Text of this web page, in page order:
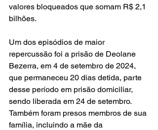
valores bloqueados que somam R$ 2,1
bilhões.
Um dos episódios de maior
repercussão foi a prisão de Deolane
Bezerra, em 4 de setembro de 2024,
que permaneceu 20 dias detida, parte
desse período em prisão domiciliar,
sendo liberada em 24 de setembro.
Também foram presos membros de sua
família, incluindo a mãe da